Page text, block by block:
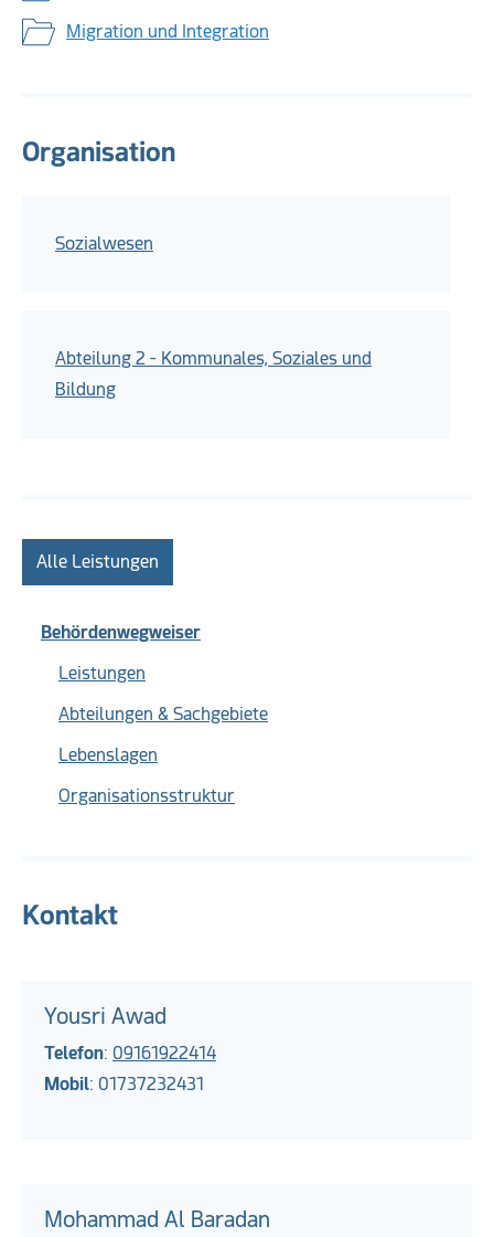
Migration und Integration
Organisation
Sozialwesen
Abteilung 2 - Kommunales, Soziales und
Bildung
Alle Leistungen
Behördenwegweiser
Leistungen
Abteilungen & Sachgebiete
Lebenslagen
Organisationsstruktur
Kontakt
Yousri Awad
Telefon: 09161922414
Mobil: 01737232431
Mohammad Al Baradan